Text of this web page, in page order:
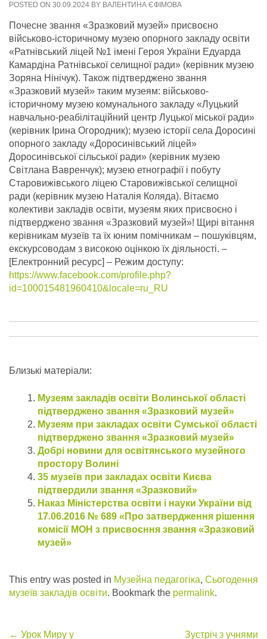
POSTED ON 30.09.2024 BY ВАЛЕНТИНА ЄФІМОВА
Почесне звання «Зразковий музей» присвоєно
військово-історичному музею опорного закладу освіти
«Ратнівський ліцей №1 імені Героя України Едуарда
Камардіна Ратнівської селищної ради» (керівник музею
Зоряна Нінічук). Також підтверджено звання
«Зразковий музей» таким музеям: військово-
історичному музею комунального закладу «Луцький
навчально-реабілітаційний центр Луцької міської ради»
(керівник Ірина Огородник); музею історії села Доросині
опорного закладу «Доросинівський ліцей»
Доросинівської сільської ради» (керівник музею
Світлана Вавренчук); музею етнографії і побуту
Старовижівського ліцею Старовижівської селищної
ради (керівник музею Наталія Коляда). Вітаємо
колективи закладів освіти, музеям яких присвоєно і
підтверджено звання «Зразковий музей»! Щирі вітання
керівникам музеїв та їх юним помічникам – пошуківцям,
екскурсоводам з високою оцінкою їх діяльності. –
[Електронний ресурс] – Режим доступу:
https://www.facebook.com/profile.php?
id=100015481960410&locale=ru_RU
Близькі матеріали:
Музеям закладів освіти Волинської області
підтверджено звання «Зразковий музей»
Музеям при закладах освіти Сумської області
підтверджено звання «Зразковий музей»
Добрі новини для освітянського музейного
простору Волині
35 музеїв при закладах освіти Києва
підтвердили звання «Зразковий»
Наказ Міністерства освіти і науки України від
17.06.2016 № 689 «Про затвердження рішення
комісії МОН з присвоєння звання «Зразковий
музей»
This entry was posted in Музейна педагогіка, Сьогодення
музеїв закладів освіти. Bookmark the permalink.
← Урок Миру у Зустріч з учнями